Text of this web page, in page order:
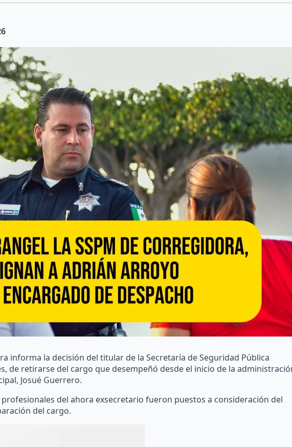
informa la decisión del titular de la Secretaría de Seguridad Pública
de retirarse del cargo que desempeñó desde el inicio de la
Josué Guerrero.
del ahora exsecretario fueron puestos a consideración del
del cargo.